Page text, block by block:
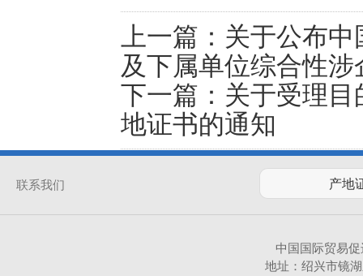
上一篇： 关于公布
及下属单位综合性
下一篇： 关于受理目
地证书的通知
联系我们
中国国际贸易
地址：绍兴市镜